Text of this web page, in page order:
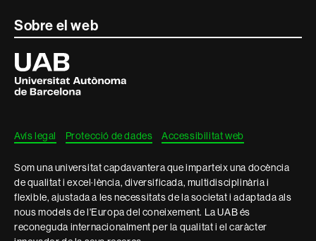
Contacte
informació
legal
Sobre el web
Universitat
Autònoma
de
Barcelona
Avís legal Protecció de dades Accessibilitat web
Som una universitat capdavantera que imparteix una docència
de qualitat i excel·lència, diversificada, multidisciplinària i
flexible, ajustada a les necessitats de la societat i adaptada als
nous models de l'Europa del coneixement. La UAB és
reconeguda internacionalment per la qualitat i el caràcter